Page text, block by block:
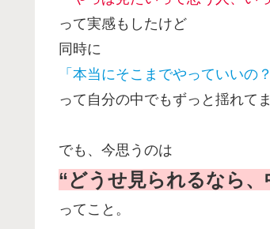
って実感もしたけど
同時に
「本当にそこまでやっていいの？
って自分の中でもずっと揺れてま
でも、今思うのは
“どうせ見られるなら
ってこと。